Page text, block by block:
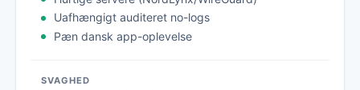
Uafhængigt auditeret no-logs
Pæn dansk app-oplevelse